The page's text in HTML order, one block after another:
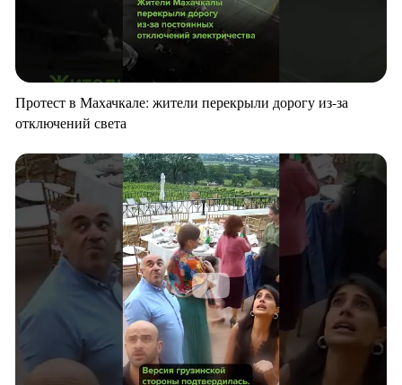
Протест в Махачкале: жители перекрыли дорогу из-за
отключений света